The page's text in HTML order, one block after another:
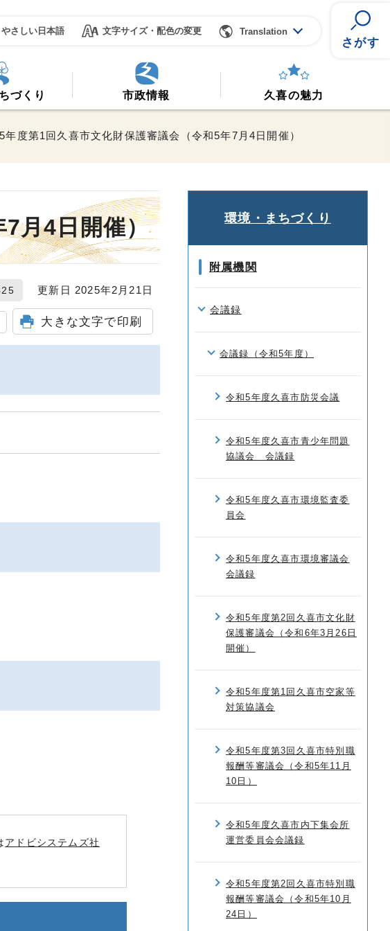
やさしい日本語 文字サイズ・配色の変更 Translation
さがす
づくり 市政情報 久喜の魅力
年度第1回久喜市文化財保護審議会（令和5年7月4日開催）
7月4日開催）
更新日 2025年2月21日
大きな文字で印刷
アドビシステムズ社
環境・まちづくり
附属機関
会議録
会議録（令和5年度）
令和5年度久喜市防災会議
令和5年度久喜市青少年問題
協議会 会議録
令和5年度久喜市環境監査委
員会
令和5年度久喜市環境審議会
会議録
令和5年度第2回久喜市文化財
保護審議会（令和6年3月26日
開催）
令和5年度第1回久喜市空家等
対策協議会
令和5年度第3回久喜市特別職
報酬等審議会（令和5年11月
10日）
令和5年度久喜市内下集会所
運営委員会会議録
令和5年度第2回久喜市特別職
報酬等審議会（令和5年10月
24日）